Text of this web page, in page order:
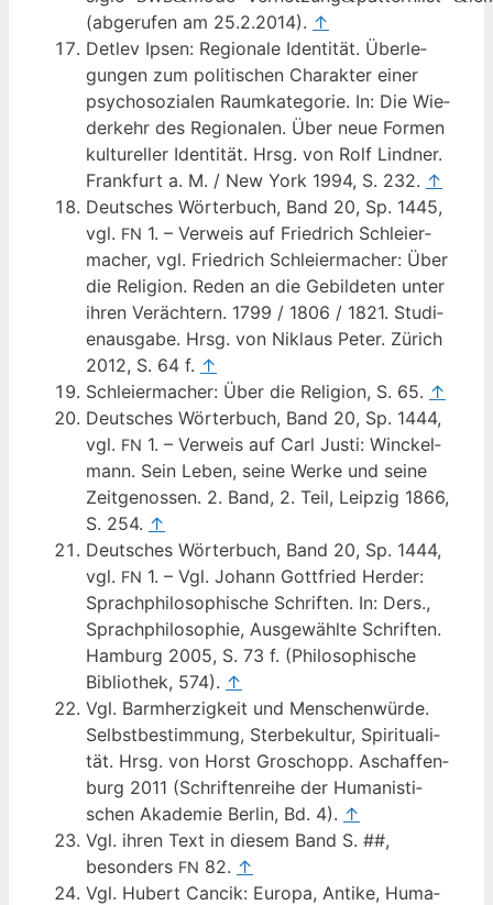
(abge­ru­fen am 25.2.2014). ↑
Det­lev Ipsen: Regio­na­le Iden­ti­tät. Über­le­
gun­gen zum poli­ti­schen Cha­rak­ter einer
psy­cho­so­zia­len Raum­ka­te­go­rie. In: Die Wie­
der­kehr des Regio­na­len. Über neue For­men
kul­tu­rel­ler Iden­ti­tät. Hrsg. von Rolf Lind­ner.
Frank­furt a. M. / New York 1994, S. 232. ↑
Deut­sches Wör­ter­buch, Band 20, Sp. 1445,
vgl. FN 1. – Ver­weis auf Fried­rich Schlei­er­
ma­cher, vgl. Fried­rich Schlei­er­ma­cher: Über
die Reli­gi­on. Reden an die Gebil­de­ten unter
ihren Ver­äch­tern. 1799 / 1806 / 1821. Stu­di­
en­aus­ga­be. Hrsg. von Niklaus Peter. Zürich
2012, S. 64 f. ↑
Schlei­er­ma­cher: Über die Reli­gi­on, S. 65. ↑
Deut­sches Wör­ter­buch, Band 20, Sp. 1444,
vgl. FN 1. – Ver­weis auf Carl Jus­ti: Win­ckel­
mann. Sein Leben, sei­ne Wer­ke und sei­ne
Zeit­ge­nos­sen. 2. Band, 2. Teil, Leip­zig 1866,
S. 254. ↑
Deut­sches Wör­ter­buch, Band 20, Sp. 1444,
vgl. FN 1. – Vgl. Johann Gott­fried Her­der:
Sprach­phi­lo­so­phi­sche Schrif­ten. In: Ders.,
Sprach­phi­lo­so­phie, Aus­ge­wähl­te Schrif­ten.
Ham­burg 2005, S. 73 f. (Phi­lo­so­phi­sche
Biblio­thek, 574). ↑
Vgl. Barm­her­zig­keit und Men­schen­wür­de.
Selbst­be­stim­mung, Ster­be­kul­tur, Spi­ri­tua­li­
tät. Hrsg. von Horst Gro­schopp. Aschaf­fen­
burg 2011 (Schrif­ten­rei­he der Huma­nis­ti­
schen Aka­de­mie Ber­lin, Bd. 4). ↑
Vgl. ihren Text in die­sem Band S. ##,
beson­ders FN 82. ↑
Vgl. Hubert Can­cik: Euro­pa, Anti­ke, Huma­